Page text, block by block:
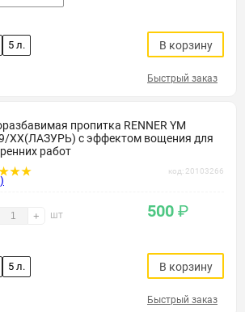
5 л. В корзину
Быстрый заказ
пропитка RENNER YM
XX(ЛАЗУРЬ) с эффектом вощения для
работ
код: 20103266
+ шт
5 л.
500 ₽
В корзину
Быстрый заказ